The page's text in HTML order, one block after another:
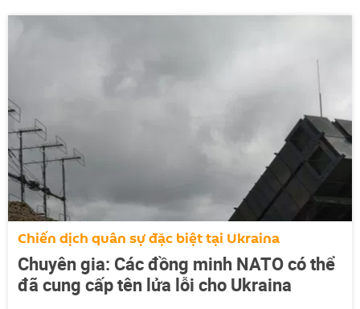
Chiến dịch quân sự đặc biệt tại Ukraina
Chuyên gia: Các đồng minh NATO có thể
đã cung cấp tên lửa lỗi cho Ukraina